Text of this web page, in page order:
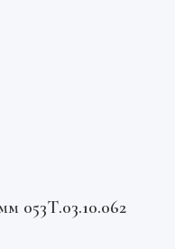
053Т.03.10.062